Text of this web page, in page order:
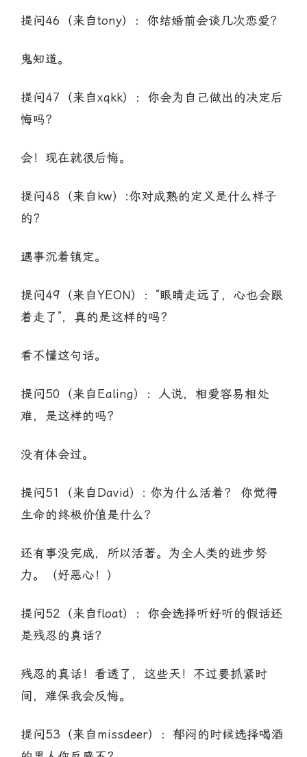
提问46（来自tony）：你结婚前会谈几次恋爱？
鬼知道。
提问47（来自xqkk）：你会为自己做出的决定后
悔吗？
会！现在就很后悔。
提问48（来自kw）:你对成熟的定义是什么样子
的?
遇事沉着镇定。
提问49（来自YEON）：“眼睛走远了，心也会跟
着走了”，真的是这样的吗？
看不懂这句话。
提问50（来自Ealing）：人说，相爱容易相处
难，是这样的吗？
没有体会过。
提问51（来自David）: 你为什么活着？ 你觉得
生命的终极价值是什么？
还有事没完成，所以活著。为全人类的进步努
力。（好恶心！）
提问52（来自float）：你会选择听好听的假话还
是残忍的真话？
残忍的真话！看透了，这些天！不过要抓紧时
间，难保我会反悔。
提问53（来自missdeer）：郁闷的时候选择喝酒